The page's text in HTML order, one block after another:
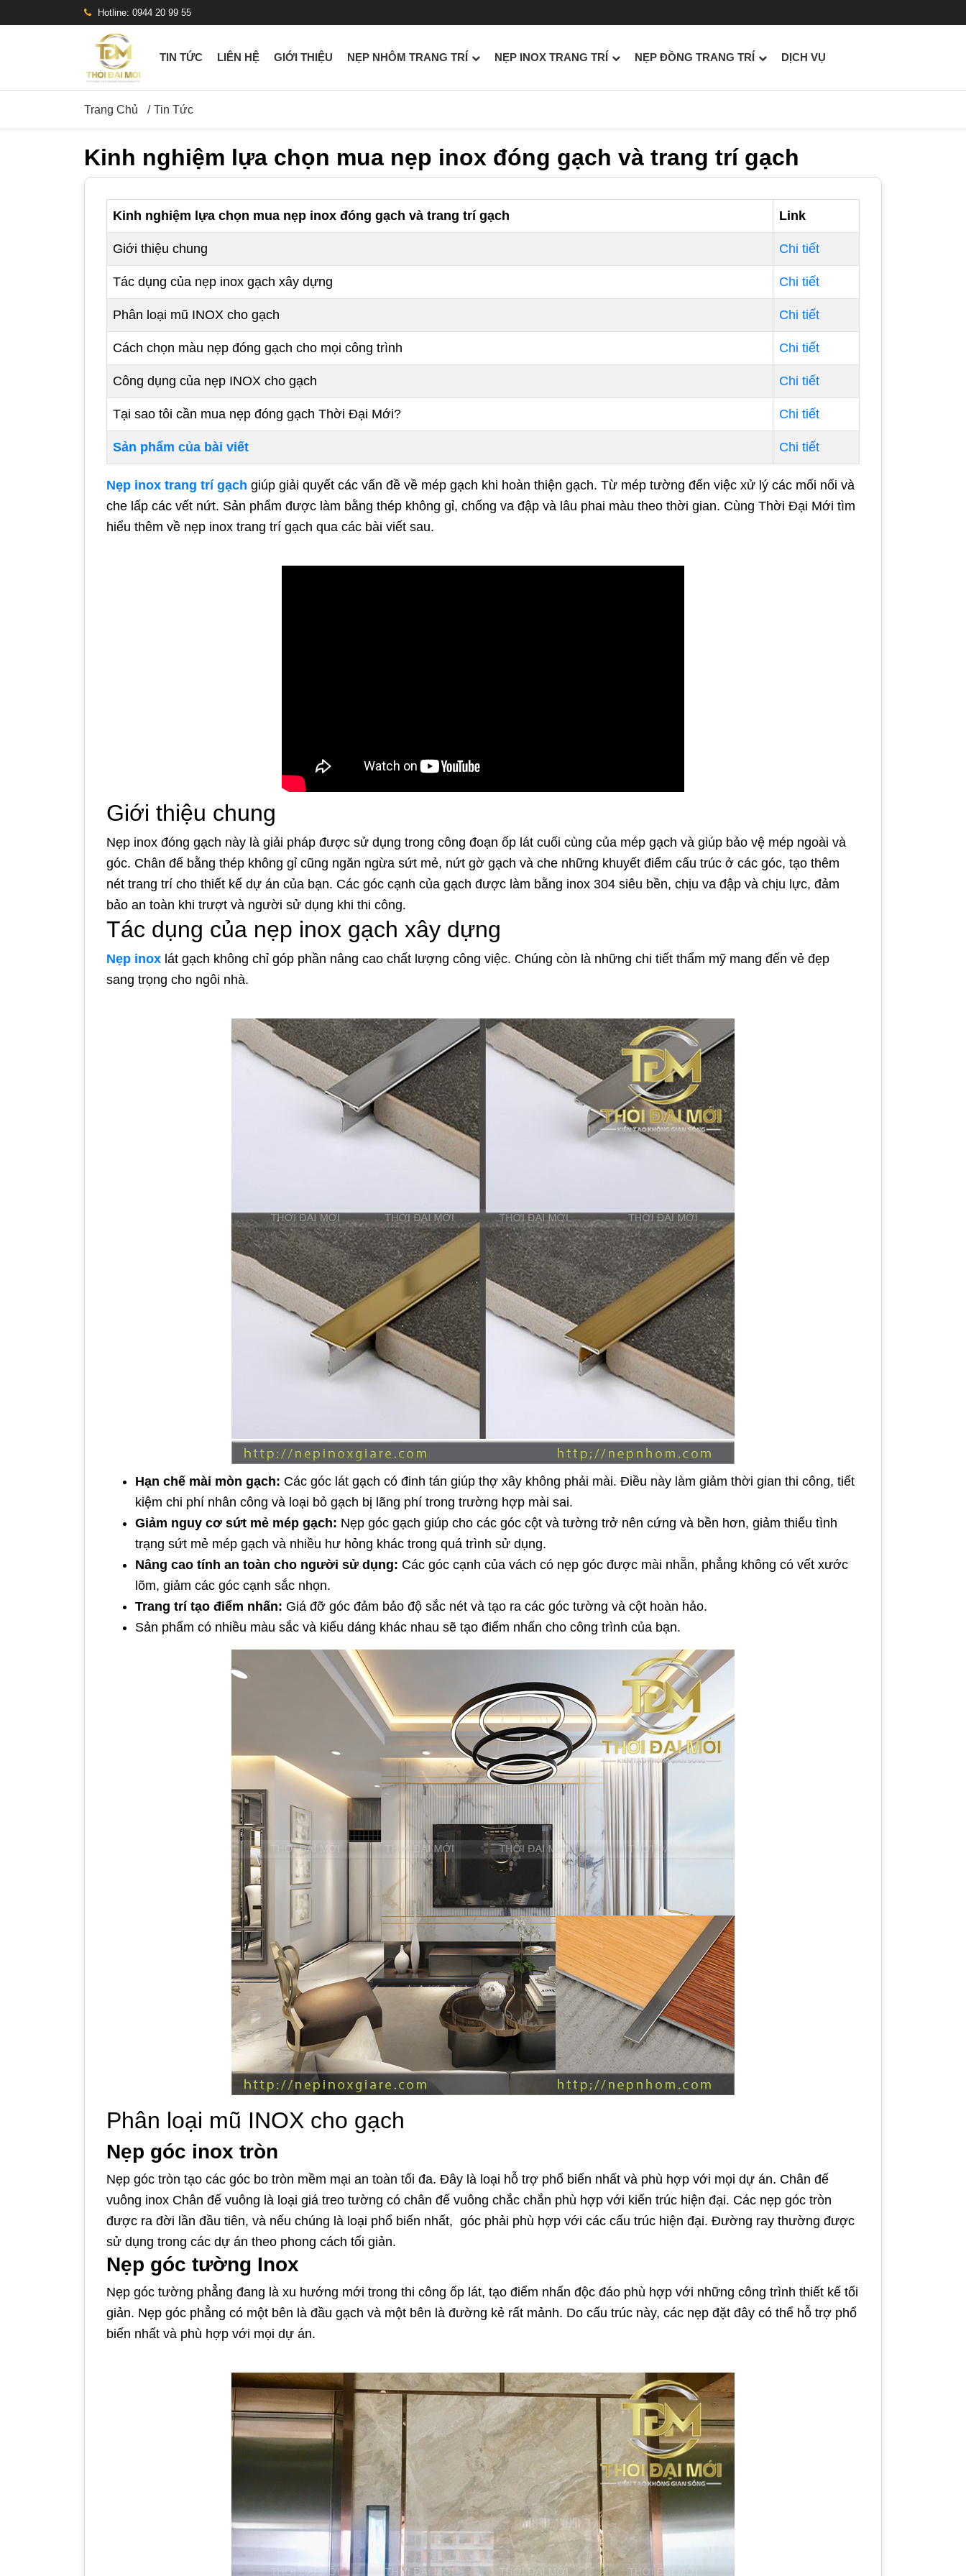
Hotline: 0944 20 99 55
TIN TỨC LIÊN HỆ GIỚI THIỆU NẸP NHÔM TRANG TRÍ NẸP INOX TRANG TRÍ NẸP ĐỒNG TRANG TRÍ DỊCH VỤ
Trang Chủ Tin Tức
Kinh nghiệm lựa chọn mua nẹp inox đóng gạch và trang trí gạch
Kinh nghiệm lựa chọn mua nẹp inox đóng gạch và trang trí gạch Link
Giới thiệu chung Chi tiết
Tác dụng của nẹp inox gạch xây dựng Chi tiết
Phân loại mũ INOX cho gạch Chi tiết
Cách chọn màu nẹp đóng gạch cho mọi công trình Chi tiết
Công dụng của nẹp INOX cho gạch Chi tiết
Tại sao tôi cần mua nẹp đóng gạch Thời Đại Mới? Chi tiết
Sản phẩm của bài viết Chi tiết
Nẹp inox trang trí gạch giúp giải quyết các vấn đề về mép gạch khi hoàn thiện gạch. Từ mép tường đến việc xử lý các mối nối và
che lấp các vết nứt. Sản phẩm được làm bằng thép không gỉ, chống va đập và lâu phai màu theo thời gian. Cùng Thời Đại Mới tìm
hiểu thêm về nẹp inox trang trí gạch qua các bài viết sau.
Giới thiệu chung
Nẹp inox đóng gạch này là giải pháp được sử dụng trong công đoạn ốp lát cuối cùng của mép gạch và giúp bảo vệ mép ngoài và
góc. Chân đế bằng thép không gỉ cũng ngăn ngừa sứt mẻ, nứt gờ gạch và che những khuyết điểm cấu trúc ở các góc, tạo thêm
nét trang trí cho thiết kế dự án của bạn. Các góc cạnh của gạch được làm bằng inox 304 siêu bền, chịu va đập và chịu lực, đảm
bảo an toàn khi trượt và người sử dụng khi thi công.
Tác dụng của nẹp inox gạch xây dựng
Nẹp inox lát gạch không chỉ góp phần nâng cao chất lượng công việc. Chúng còn là những chi tiết thẩm mỹ mang đến vẻ đẹp
sang trọng cho ngôi nhà.
Hạn chế mài mòn gạch: Các góc lát gạch có đinh tán giúp thợ xây không phải mài. Điều này làm giảm thời gian thi công, tiết
kiệm chi phí nhân công và loại bỏ gạch bị lãng phí trong trường hợp mài sai.
Giảm nguy cơ sứt mẻ mép gạch: Nẹp góc gạch giúp cho các góc cột và tường trở nên cứng và bền hơn, giảm thiểu tình
trạng sứt mẻ mép gạch và nhiều hư hỏng khác trong quá trình sử dụng.
Nâng cao tính an toàn cho người sử dụng: Các góc cạnh của vách có nẹp góc được mài nhẵn, phẳng không có vết xước
lõm, giảm các góc cạnh sắc nhọn.
Trang trí tạo điểm nhấn: Giá đỡ góc đảm bảo độ sắc nét và tạo ra các góc tường và cột hoàn hảo.
Sản phẩm có nhiều màu sắc và kiểu dáng khác nhau sẽ tạo điểm nhấn cho công trình của bạn.
Phân loại mũ INOX cho gạch
Nẹp góc inox tròn
Nẹp góc tròn tạo các góc bo tròn mềm mại an toàn tối đa. Đây là loại hỗ trợ phổ biến nhất và phù hợp với mọi dự án. Chân đế
vuông inox Chân đế vuông là loại giá treo tường có chân đế vuông chắc chắn phù hợp với kiến ​​trúc hiện đại. Các nẹp góc tròn
được ra đời lần đầu tiên, và nếu chúng là loại phổ biến nhất, góc phải phù hợp với các cấu trúc hiện đại. Đường ray thường được
sử dụng trong các dự án theo phong cách tối giản.
Nẹp góc tường Inox
Nẹp góc tường phẳng đang là xu hướng mới trong thi công ốp lát, tạo điểm nhấn độc đáo phù hợp với những công trình thiết kế tối
giản. Nẹp góc phẳng có một bên là đầu gạch và một bên là đường kẻ rất mảnh. Do cấu trúc này, các nẹp đặt đây có thể hỗ trợ phổ
biến nhất và phù hợp với mọi dự án.